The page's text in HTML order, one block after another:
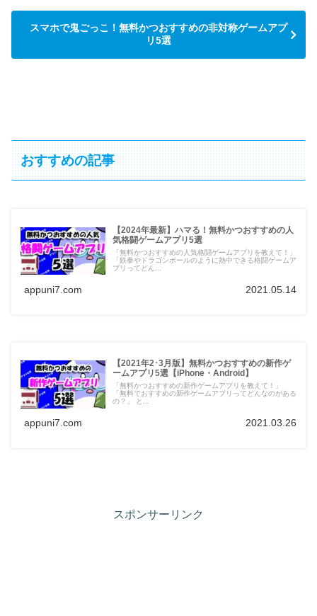
スマホで鬼ごっこ！無料かつおすすめの非対称ゲームアプ
リ5選
おすすめの記事
【2024年最新】ハマる！無料かつおすすめの人
気格闘ゲームアプリ5選
「無料かつおすすめの人気格闘ゲームアプリを教えて！」
「鉄拳やドラゴンボールのように熱中できる格闘ゲームア
プリってどん...
appuni7.com 2021.05.14
【2021年2･3月版】無料かつおすすめの新作ゲ
ームアプリ5選【iPhone・Android】
「無料かつおすすめの新作ゲームアプリを教えて！」
「無料でおすすめの新作ゲームアプリってどんなのがある
の？」 と...
appuni7.com 2021.03.26
スポンサーリンク